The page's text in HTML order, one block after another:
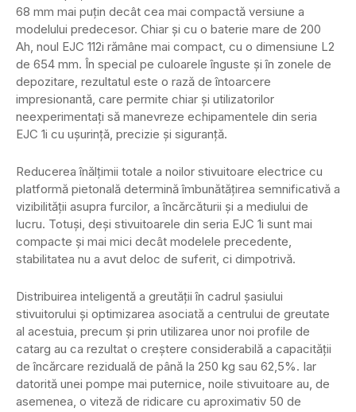
68 mm mai puțin decât cea mai compactă versiune a
modelului predecesor. Chiar și cu o baterie mare de 200
Ah, noul EJC 112i rămâne mai compact, cu o dimensiune L2
de 654 mm. În special pe culoarele înguste și în zonele de
depozitare, rezultatul este o rază de întoarcere
impresionantă, care permite chiar și utilizatorilor
neexperimentați să manevreze echipamentele din seria
EJC 1i cu ușurință, precizie și siguranță.
Reducerea înălțimii totale a noilor stivuitoare electrice cu
platformă pietonală determină îmbunătățirea semnificativă a
vizibilității asupra furcilor, a încărcăturii și a mediului de
lucru. Totuși, deși stivuitoarele din seria EJC 1i sunt mai
compacte și mai mici decât modelele precedente,
stabilitatea nu a avut deloc de suferit, ci dimpotrivă.
Distribuirea inteligentă a greutății în cadrul șasiului
stivuitorului și optimizarea asociată a centrului de greutate
al acestuia, precum și prin utilizarea unor noi profile de
catarg au ca rezultat o creștere considerabilă a capacității
de încărcare reziduală de până la 250 kg sau 62,5%. Iar
datorită unei pompe mai puternice, noile stivuitoare au, de
asemenea, o viteză de ridicare cu aproximativ 50 de